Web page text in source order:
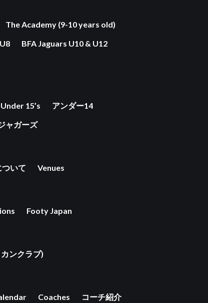
The Academy (9-10 years old)
BFA Jaguars U10 & U12
15’s
アンダー14
ャガーズ
いて Venues
Footy Japan
ンクラブ)
Coaches コーチ紹介